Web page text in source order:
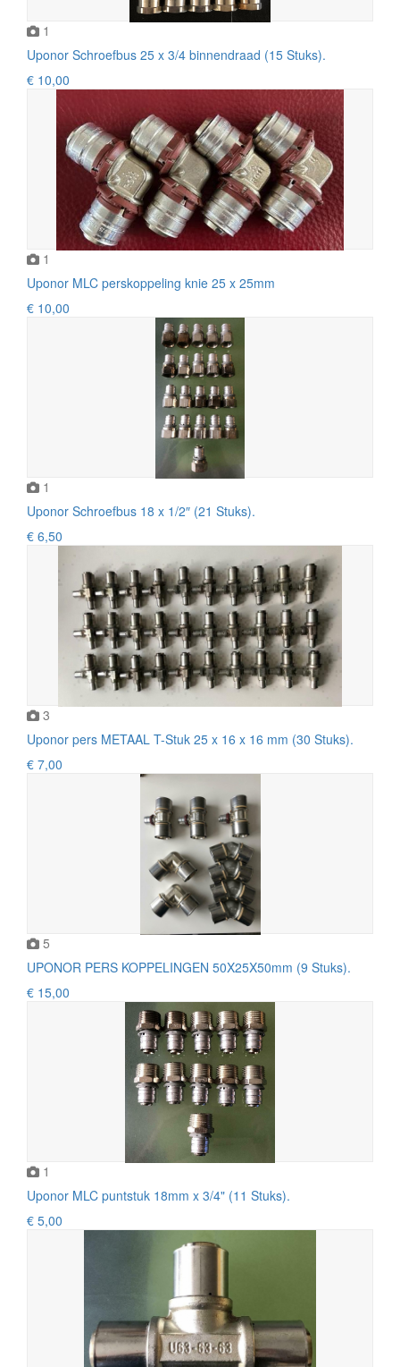
1
Uponor Schroefbus 25 x 3/4 binnendraad (15 Stuks).
€ 10,00
1
Uponor MLC perskoppeling knie 25 x 25mm
€ 10,00
1
Uponor Schroefbus 18 x 1/2″ (21 Stuks).
€ 6,50
3
Uponor pers METAAL T-Stuk 25 x 16 x 16 mm (30 Stuks).
€ 7,00
5
UPONOR PERS KOPPELINGEN 50X25X50mm (9 Stuks).
€ 15,00
1
Uponor MLC puntstuk 18mm x 3/4" (11 Stuks).
€ 5,00